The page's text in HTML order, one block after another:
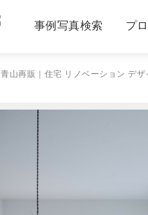
事例写真検索 プ
青山再販｜住宅 リノベーション デ